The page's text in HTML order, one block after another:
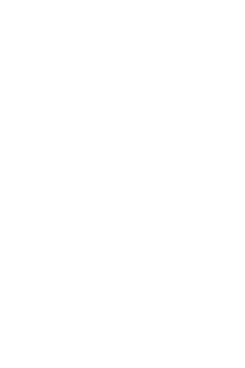
ついて
ーにバッジを付与しています
アした安心・安全なユーザーです
マの取引を完了させた実績があります
ーします
いね！